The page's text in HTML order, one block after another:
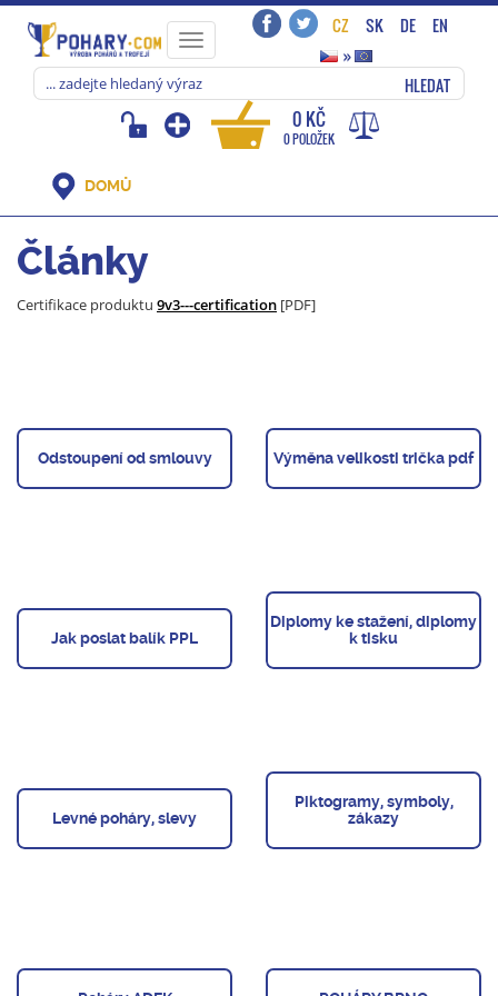
Toggle
navigation
CZ SK DE
EN
»
HLEDAT
0 KČ
0 POLOŽEK
DOMŮ
Články
Certifikace produktu 9v3---certification [PDF]
Odstoupení od smlouvy Výměna velikosti trička pdf
Jak poslat balík PPL
Diplomy ke stažení, diplomy
k tisku
Levné poháry, slevy
Piktogramy, symboly,
zákazy